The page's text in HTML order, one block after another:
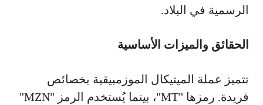
الرسمية في البلاد.
الحقائق والميزات الأساسية
تتميز عملة الميتيكال الموزمبيقية بخصائص
فريدة. رمزها "MT"، بينما يُستخدم الرمز "MZN"